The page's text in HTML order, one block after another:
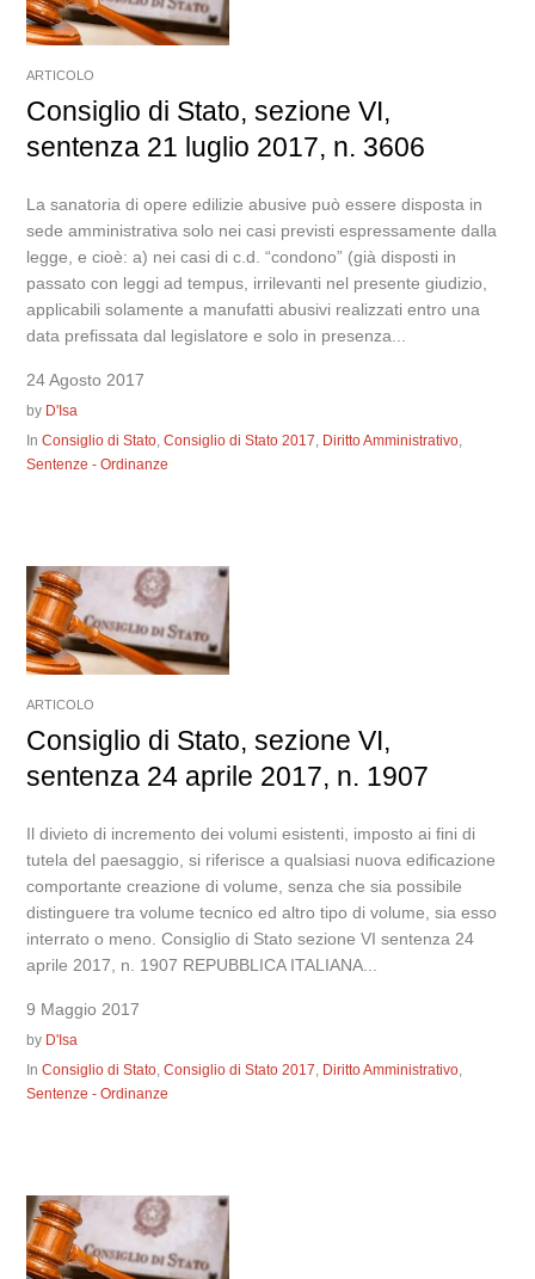
ARTICOLO
Consiglio di Stato, sezione VI,
sentenza 21 luglio 2017, n. 3606
La sanatoria di opere edilizie abusive può essere disposta in
sede amministrativa solo nei casi previsti espressamente dalla
legge, e cioè: a) nei casi di c.d. “condono” (già disposti in
passato con leggi ad tempus, irrilevanti nel presente giudizio,
applicabili solamente a manufatti abusivi realizzati entro una
data prefissata dal legislatore e solo in presenza...
24 Agosto 2017
by D'Isa
InConsiglio di Stato,Consiglio di Stato 2017, Diritto Amministrativo,
Sentenze - Ordinanze
ARTICOLO
Consiglio di Stato, sezione VI,
sentenza 24 aprile 2017, n. 1907
Il divieto di incremento dei volumi esistenti, imposto ai fini di
tutela del paesaggio, si riferisce a qualsiasi nuova edificazione
comportante creazione di volume, senza che sia possibile
distinguere tra volume tecnico ed altro tipo di volume, sia esso
interrato o meno. Consiglio di Stato sezione VI sentenza 24
aprile 2017, n. 1907 REPUBBLICA ITALIANA...
9 Maggio 2017
by D'Isa
InConsiglio di Stato ,Consiglio di Stato 2017 Diritto Amministrativo
Sentenze - Ordinanze